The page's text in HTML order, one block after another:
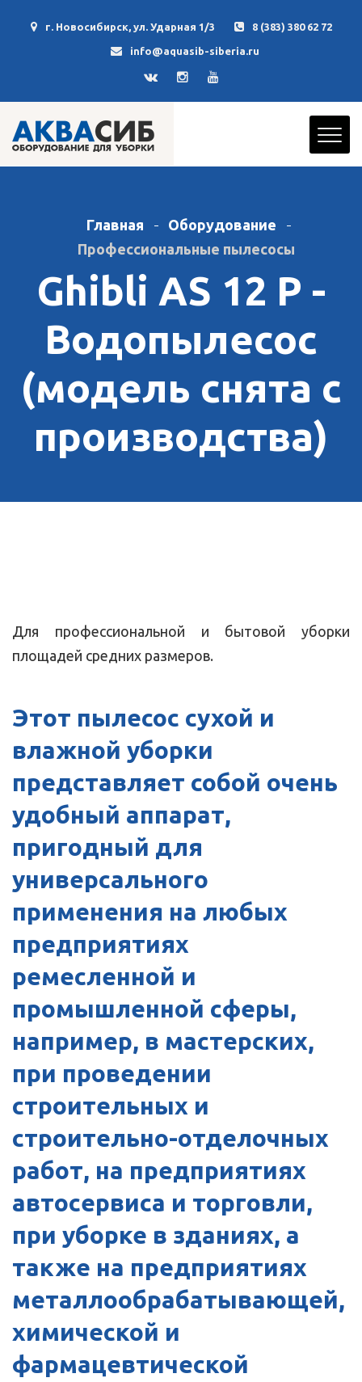
г. Новосибирск, ул. Ударная 1/3 8 (383) 380 62 72
info@aquasib-siberia.ru
Главная
Оборудование
Профессиональные пылесосы
Ghibli AS 12 P -
Водопылесос
(модель снята с
производства)
Для профессиональной и бытовой уборки
площадей средних размеров.
Этот пылесос сухой и
влажной уборки
представляет собой очень
удобный аппарат,
пригодный для
универсального
применения на любых
предприятиях
ремесленной и
промышленной сферы,
например, в мастерских,
при проведении
строительных и
строительно-отделочных
работ, на предприятиях
автосервиса и торговли,
при уборке в зданиях, а
также на предприятиях
металлообрабатывающей,
химической и
фармацевтической